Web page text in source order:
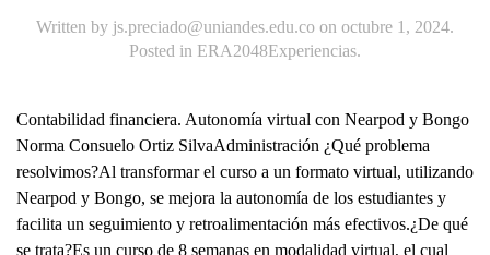
Written by js.preciado@uniandes.edu.co on octubre 1, 2024.
Posted in ERA2048Experiencias.
Contabilidad financiera. Autonomía virtual con Nearpod y Bongo
Norma Consuelo Ortiz SilvaAdministración ¿Qué problema
resolvimos?Al transformar el curso a un formato virtual, utilizando
Nearpod y Bongo, se mejora la autonomía de los estudiantes y
facilita un seguimiento y retroalimentación más efectivos.¿De qué
se trata?Es un curso de 8 semanas en modalidad virtual, el cual